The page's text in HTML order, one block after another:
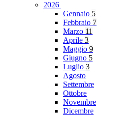
2026
Gennaio 5
Febbraio 7
Marzo 11
Aprile 3
Maggio 9
Giugno 5
Luglio 3
Agosto
Settembre
Ottobre
Novembre
Dicembre